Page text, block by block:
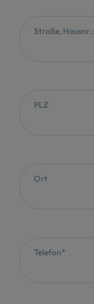
Straße, Hausnr.:
PLZ
Ort
Telefon*